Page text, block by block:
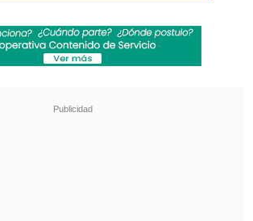
conciertos 2026 en Chile
siempre": Daniela Muñoz y alcalde